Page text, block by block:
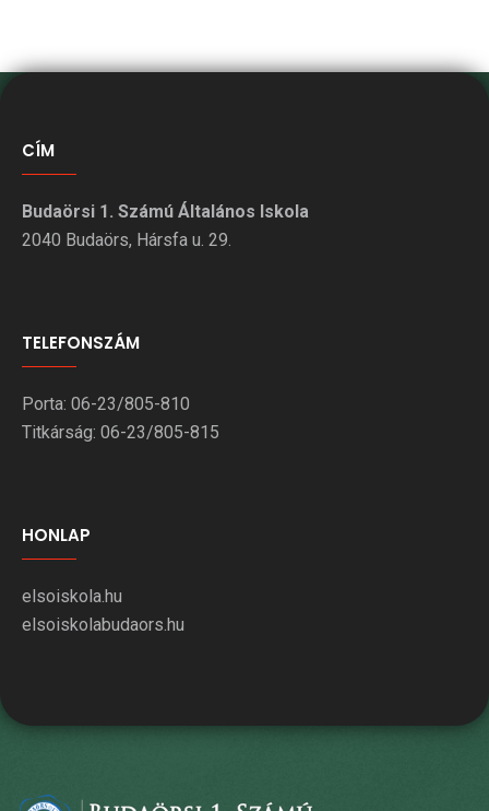
CÍM
Budaörsi 1. Számú Általános Iskola
2040 Budaörs, Hársfa u. 29.
TELEFONSZÁM
Porta: 06-23/805-810
Titkárság: 06-23/805-815
HONLAP
elsoiskola.hu
elsoiskolabudaors.hu